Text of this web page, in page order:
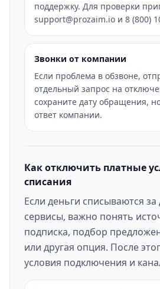
поддержку. Для проверки
support@prozaim.io и 8 (800)
Звонки от компании
Если проблема в обзвоне,
отдельный запрос на
сохраните дату обращения,
ответ компании.
Как отключить платные
списания
Если деньги списываются
сервисы, важно понять
подписка, подбор
или другая опция. После
условия подключения и